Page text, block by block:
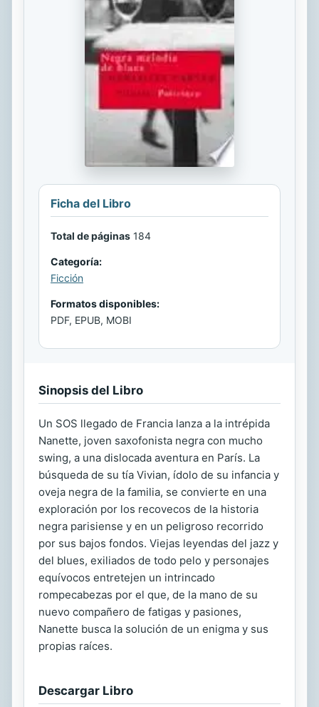
Ficha del Libro
Total de páginas 184
Categoría:
Ficción
Formatos disponibles:
PDF, EPUB, MOBI
Sinopsis del Libro
Un SOS llegado de Francia lanza a la intrépida
Nanette, joven saxofonista negra con mucho
swing, a una dislocada aventura en París. La
búsqueda de su tía Vivian, ídolo de su infancia y
oveja negra de la familia, se convierte en una
exploración por los recovecos de la historia
negra parisiense y en un peligroso recorrido
por sus bajos fondos. Viejas leyendas del jazz y
del blues, exiliados de todo pelo y personajes
equívocos entretejen un intrincado
rompecabezas por el que, de la mano de su
nuevo compañero de fatigas y pasiones,
Nanette busca la solución de un enigma y sus
propias raíces.
Descargar Libro